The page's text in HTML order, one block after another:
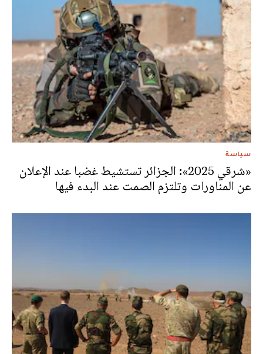
سياسة
«شرقي 2025»: الجزائر تستشيط غضبا عند الإعلان
عن المناورات وتلتزم الصمت عند البدء فيها